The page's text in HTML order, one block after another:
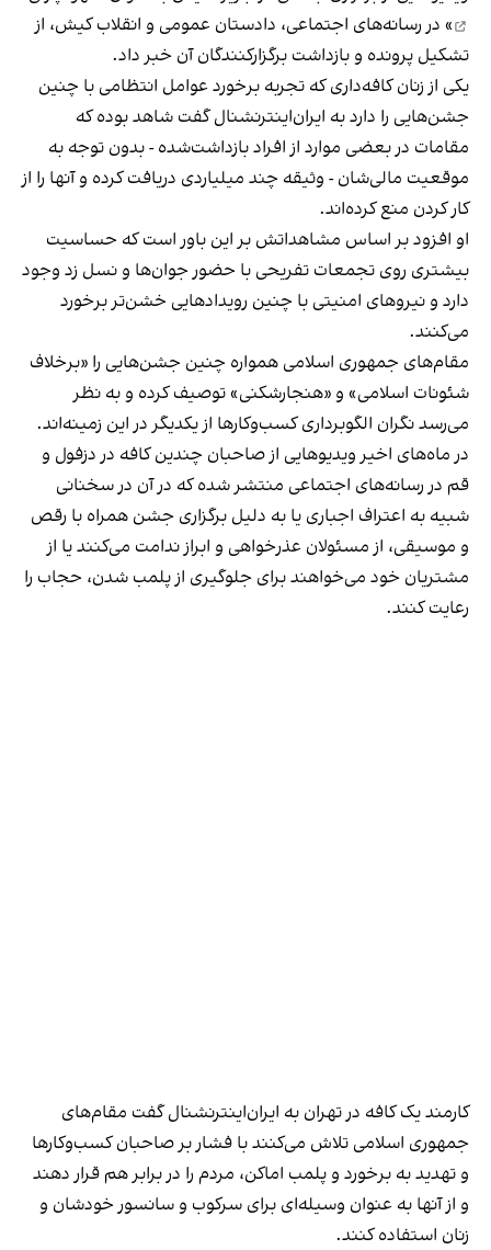
» در رسانه‌های اجتماعی، دادستان عمومی و انقلاب کیش، از
تشکیل پرونده و بازداشت برگزارکنندگان آن خبر داد.
یکی از زنان کافه‌داری که تجربه برخورد عوامل انتظامی با چنین
جشن‌هایی را دارد به ایران‌اینترنشنال گفت شاهد بوده که
مقامات در بعضی موارد از افراد بازداشت‌‌شده - بدون توجه به
موقعیت مالی‌شان - وثیقه چند میلیاردی دریافت کرده و آنها را از
کار کردن منع کرده‌اند.
او افزود بر اساس مشاهداتش بر این باور است که حساسیت
بیشتری روی تجمعات تفریحی با حضور جوان‌ها و نسل زد وجود
دارد و نیروهای امنیتی با چنین رویدادهایی خشن‌تر برخورد
می‌کنند.
مقام‌های جمهوری اسلامی همواره چنین جشن‌هایی را «برخلاف
شئونات اسلامی» و «هنجارشکنی» توصیف کرده و به نظر
می‌رسد نگران الگوبرداری کسب‌وکارها از یکدیگر در این زمینه‌اند.
در ماه‌های اخیر ویدیوهایی از صاحبان چندین کافه در دزفول و
قم در رسانه‌های اجتماعی منتشر شده که در آن در سخنانی
شبیه به اعتراف اجباری یا به دلیل برگزاری جشن همراه با رقص
و موسیقی، از مسئولان عذرخواهی و ابراز ندامت می‌کنند یا از
مشتریان خود می‌خواهند برای جلوگیری از پلمب شدن، حجاب را
رعایت کنند.
کارمند یک کافه در تهران به ایران‌اینترنشنال گفت مقام‌های
جمهوری اسلامی تلاش می‌کنند با فشار بر صاحبان کسب‌وکارها
و تهدید به برخورد و پلمب اماکن، مردم را در برابر هم قرار دهند
و از آنها به عنوان وسیله‌ای برای سرکوب و سانسور خودشان و
زنان استفاده کنند.